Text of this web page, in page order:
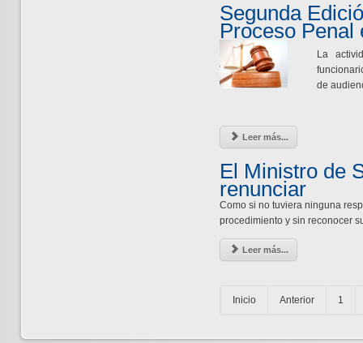
Segunda
Proceso Penal
La
de
Leer más...
El Ministro de
renunciar
Como si no tuviera ninguna
procedimiento y sin reconocer
Leer más...
Inicio Anterior 1